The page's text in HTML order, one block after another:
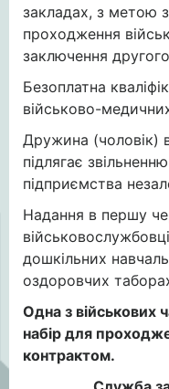
закладах, з метою
проходження
заключення
Безоплатна
військово-
Дружина (чоловік)
підлягає
підприємства
Надання в першу
дошкільних
оздоровчих
Одна з військових
набір для
контрактом.